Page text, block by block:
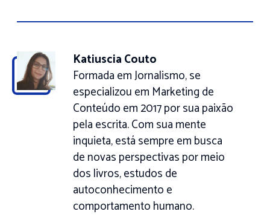
Katiuscia Couto
Formada em Jornalismo, se
especializou em Marketing de
Conteúdo em 2017 por sua paixão
pela escrita. Com sua mente
inquieta, está sempre em busca
de novas perspectivas por meio
dos livros, estudos de
autoconhecimento e
comportamento humano.